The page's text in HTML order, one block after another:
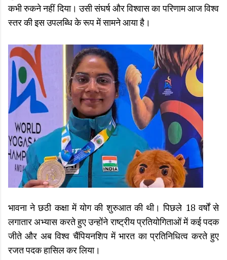
कभी रुकने नहीं दिया। उसी संघर्ष और विश्वास का परिणाम आज विश्व
स्तर की इस उपलब्धि के रूप में सामने आया है।
भावना ने छठी कक्षा में योग की शुरुआत की थी। पिछले 18 वर्षों से
लगातार अभ्यास करते हुए उन्होंने राष्ट्रीय प्रतियोगिताओं में कई पदक
जीते और अब विश्व चैंपियनशिप में भारत का प्रतिनिधित्व करते हुए
रजत पदक हासिल कर लिया।